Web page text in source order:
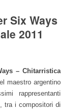
Six Ways
2011
– Chitarristica
maestro argentino
rappresentanti
tra i compositori di